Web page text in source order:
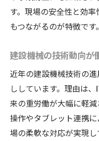
す。現場の安全性と効
もつながるのが特徴です。
建設機械の技術動向が
近年の建設機械技術の
ししています。理由は
来の重労働が大幅に軽
操作やタブレット連携
場の柔軟な対応が実現